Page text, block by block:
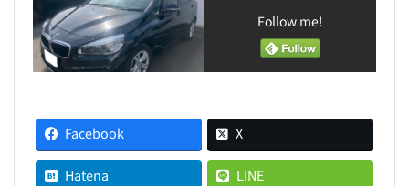
Follow me!
Facebook X
Hatena LINE